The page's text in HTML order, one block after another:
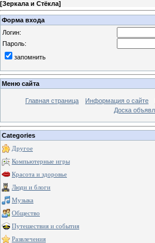
[Зеркала и Стёкла]
Форма входа
Логин:
Пароль:
запомнить
Меню сайта
Главная страница Информация о сайте
Доска
Categories
Другое
Компьютерные игры
Красота и здоровье
Люди и блоги
Музыка
Общество
Путешествия и события
Развлечения